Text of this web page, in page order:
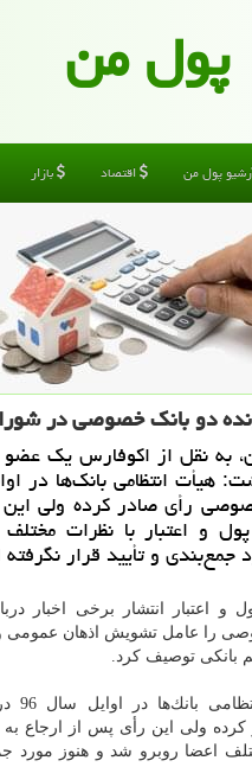
پول من
پول من اقتصاد بازار
دو بانك خصوصی در
به نقل از اكوفارس یك
رأی صادر كرده ولی
و اعتبار با نظرات
جمع‌بندی و تأیید قرار
اعتبار انتشار برخی اخبار
را عامل تشویش اذهان عمومی
بانكی توصیف كرد.
وی گفت:
ولی این رأی پس از ارجاع به
اعضا روبرو شد و هنوز مورد